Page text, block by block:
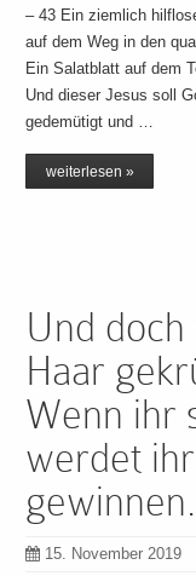
– 43 Ein ziemlich
auf dem Weg in den
Ein Salatblatt auf dem
Und dieser Jesus soll
gedemütigt und …
weiterlesen »
Und
Haar
Wenn ihr
werdet
gewinnen.
15. November 2019